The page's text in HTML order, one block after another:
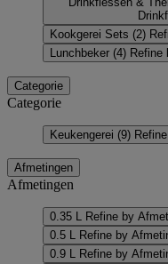
Kookgerei Sets (2)
Lunchbeker (4) Refine
Categorie
Categorie
Keukengerei (9)
Afmetingen
Afmetingen
0.35 L
Refine by
0.5 L
Refine by
0.9 L
Refine by